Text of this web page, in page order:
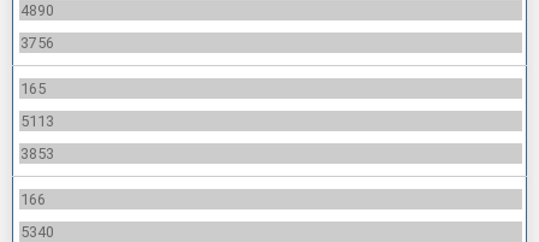
4890
3756
165
5113
3853
166
5340